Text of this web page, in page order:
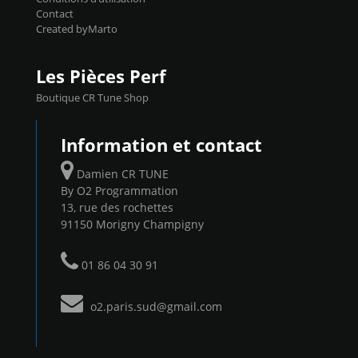
Contact
Created byMarto
Les Pièces Perf
Boutique CR Tune Shop
Information et contact
Damien CR TUNE
By O2 Programmation
13, rue des rochettes
91150 Morigny Champigny
01 86 04 30 91
o2.paris.sud@gmail.com